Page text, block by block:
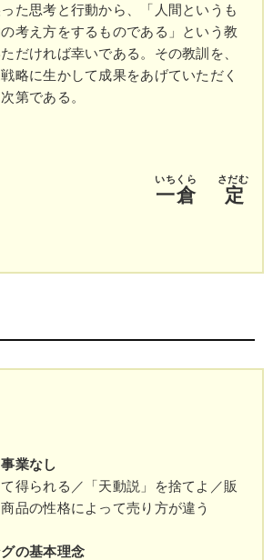
た思考と行動から、「人間というも
考え方をするものである」という教
だければ幸いである。その教訓を、
略に生かして成果をあげていただく
第である。
一倉
いちくら
定
さだむ
業なし
得られる／「天動説」を捨てよ／販
品の性格によって売り方が違う
の基本理念